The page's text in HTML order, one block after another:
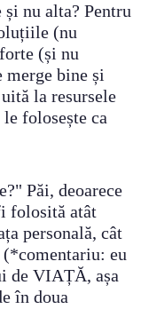
și nu alta? Pentru
(nu
(și nu
bine și
la resursele
folosește ca
Păi, deoarece
folosită atât
personală, cât
eu
de VIAȚĂ, așa
în doua